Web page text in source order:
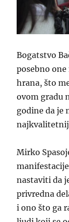
Bogatstvo
posebno
hrana, što
ovom gradu
godine da je
Mirko
nastaviti da
privredna
i ono što ga